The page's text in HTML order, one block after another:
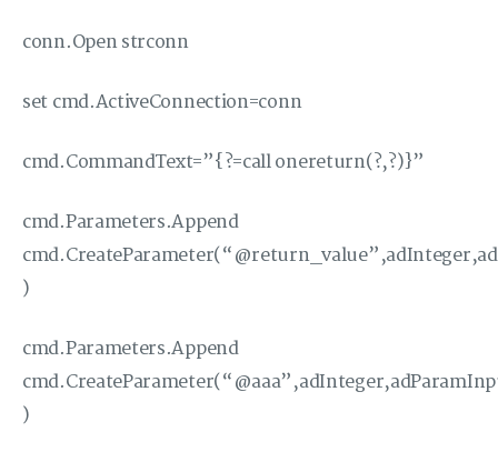
conn.Open strconn
set cmd.ActiveConnection=conn
cmd.CommandText=”{?=call onereturn(?,?)}”
cmd.Parameters.Append
)
cmd.Parameters.Append
)